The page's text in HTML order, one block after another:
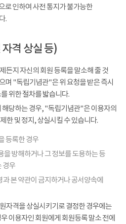
로 인하여 사전 통지가 불가능한
.
격 상실 등)
든지 자신의 회원 등록을 말소해 줄 것
며 "독립기념관"은 위 요청을 받은 즉시
위한 절차를 밟습니다.
해당하는 경우, "독립기념관"은 이용자의
한 및 정지, 상실시킬 수 있습니다.
등록한 경우
방해하거나 그 정보를 도용하는 등
경우
본 약관이 금지하거나 공서양속에
자격을 상실시키기로 결정한 경우에는
이용자인 회원에게 회원등록 말소 전에